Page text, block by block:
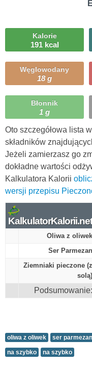
Kalorie
191 kcal
Węglowodany
18 g
Błonnik
1 g
Oto szczegółowa lista
składników
Jeżeli zamierzasz go
dokładne wartości
Kalkulatora Kalorii
wersji przepisu
KalkulatorKalorii.net
Oliwa z oliwek
Ser Parmezan
Ziemniaki pieczone (z
solą)
Podsumowanie:
oliwa z oliwek ser parmezan
na szybko na szybko